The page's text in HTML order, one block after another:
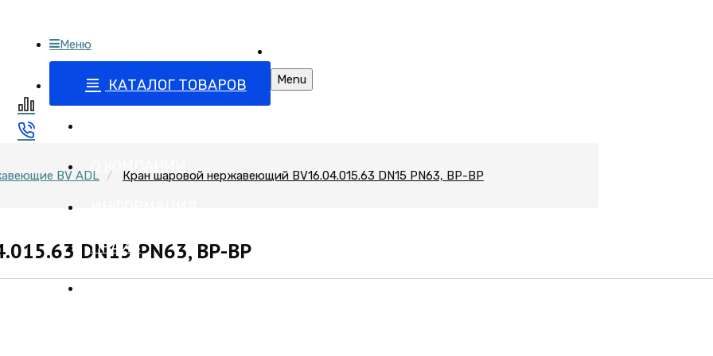
Меню
КАТАЛОГ ТОВАРОВ
О КОМПАНИИ
ПРАЙС
Menu
BV ADL Кран шаровой нержавеющий BV16.04.015.63 DN15 PN63, ВР-ВР
DN15 PN63, ВР-ВР